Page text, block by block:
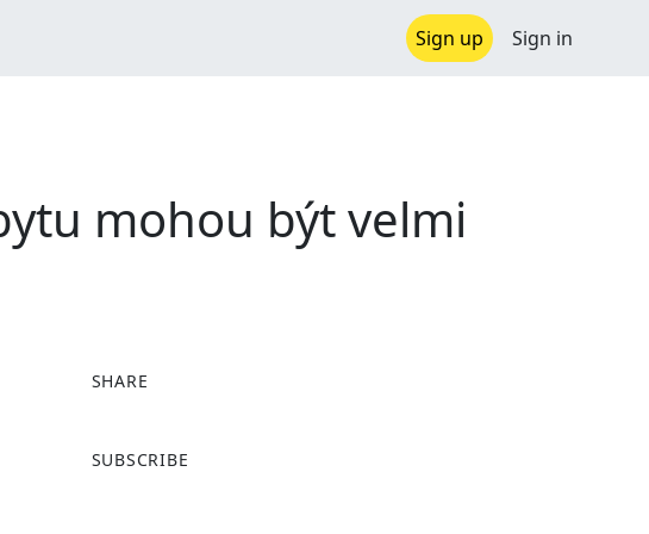
Sign up Sign in
mohou být velmi
SHARE
a
SUBSCRIBE